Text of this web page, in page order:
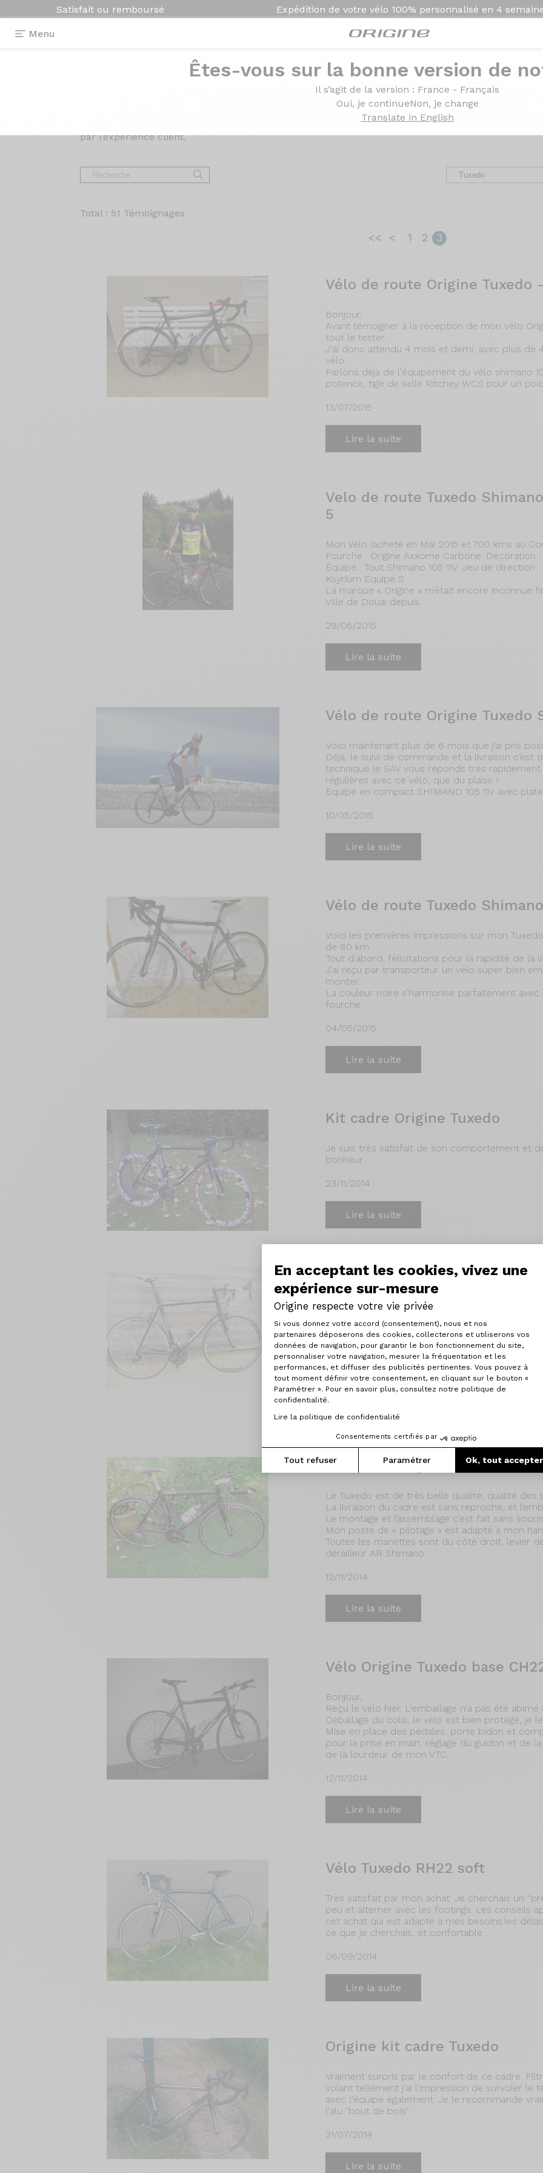
En acceptant les cookies, vivez une
expérience sur-mesure
Origine respecte votre vie privée
Plateforme de Gestion du
Si vous donnez votre accord (consentement), nous et nos
partenaires déposerons des cookies, collecterons et utiliserons vos
données de navigation, pour garantir le bon fonctionnement du site,
personnaliser votre navigation, mesurer la fréquentation et les
performances, et diffuser des publicités pertinentes. Vous pouvez à
tout moment définir votre consentement, en cliquant sur le bouton «
Paramétrer ». Pour en savoir plus, consultez notre politique de
confidentialité.
Lire la politique de confidentialité
Consentements certifiés par
Tout refuser Paramétrer Ok, tout accepter
Axeptio consent
Satisfait ou remboursé Expédition de votre vélo 100% personnalisé en 4
Menu
Êtes-vous sur la bonne version de
Il s’agit de la version : France - Français
Oui, je continueNon, je change
Translate in English
témoignages des clients
Lisez les avis sur nos vélos de Route, Gravel, VTT et VAE. Des retours d’expérience, de la
par l’expérience client.
Total : 51 Témoignages
<< < 1 2 3
Vélo de route Origine Tuxedo
Bonjour,
Avant témoigner à la réception de mon vélo
tout le tester.
J'ai donc attendu 4 mois et demi, avec plus de
vélo.
Parlons déjà de l'équipement du vélo shimano
potence, tige de selle Ritchey WCS pour un
13/07/2015
Lire la suite
Velo de route Tuxedo
5
Mon Vélo (acheté en Mai 2015 et 700 kms au
Fourche : Origine Axxome Carbone.
Équipé : Tout Shimano 105 11V. Jeu de
Ksyrium Equipe S.
La marque « Origine » m’était encore inconnue
Ville de Douai depuis
29/06/2015
Lire la suite
Vélo de route Origine Tuxedo
Voici maintenant plus de 6 mois que j’ai pris
Déjà, le suivi de commande et la livraison c’est
technique le SAV vous réponds très
régulières avec ce vélo, que du plaisir !
Equipé en compact SHIMANO 105 11v avec
10/05/2015
Lire la suite
Vélo de route Tuxedo
Voici les premières impressions sur mon
de 80 km.
Tout d'abord, félicitations pour la rapidité de la
J'ai reçu par transporteur un vélo super bien
monter.
La couleur noire s'harmonise parfaitement
fourche
04/05/2015
Lire la suite
Kit cadre Origine Tuxedo
Je suis très satisfait de son comportement et
bonheur
23/11/2014
Lire la suite
Vélo Origine Tuxedo base PS24
Après pas mal de recherche et renseignement,
tout carbone,car le tout carbone, c'est sympa
a des mal au dos chronique, la moindre
mieux entretenus ;-) commencait à
avec un équipement qui tienne la route et qui ne
13/11/2014
Kit cadre Origine Tuxedo
Le Tuxedo est de très belle qualité, qualité des
La livraison du cadre est sans reproche, et
Le montage et l’assemblage c’est fait sans
Mon poste de « pilotage » est adapté à mon
Toutes les manettes sont du côté droit, levier
dérailleur AR Shimano
12/11/2014
Lire la suite
Vélo Origine Tuxedo base
Bonjour,
Reçu le vélo hier. L'emballage n'a pas été
Déballage du colis, le vélo est bien protégé, je
Mise en place des pédales, porte bidon et
pour la prise en main, réglage du guidon et de
de la lourdeur de mon VTC.
12/11/2014
Lire la suite
Vélo Tuxedo RH22 soft
Très satisfait par mon achat: Je cherchais un
peu et alterner avec les footings. Les conseils
cet achat qui est adapté a mes besoins.les
ce que je cherchais, et confortable .
06/09/2014
Lire la suite
Origine kit cadre Tuxedo
Vraiment surpris par le confort de ce cadre.
volant tellement j'ai l'impression de survoler le
avec l'équipe egalement. Je le recommande
l'alu "bout de bois" .
31/07/2014
Lire la suite